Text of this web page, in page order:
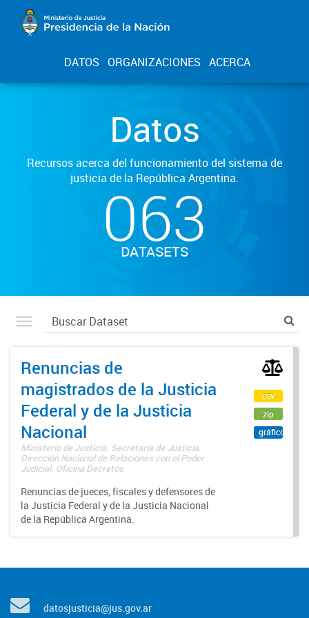
DATOS ORGANIZACIONES ACERCA
Datos
Recursos acerca del funcionamiento del sistema de
justicia de la República Argentina.
063
DATASETS
Renuncias de
magistrados de la Justicia
Federal y de la Justicia
Nacional
Ministerio de Justicia. Secretaría de Justicia.
Dirección Nacional de Relaciones con el Poder
Judicial. Oficina Decretos
Renuncias de jueces, fiscales y defensores de
la Justicia Federal y de la Justicia Nacional
de la República Argentina.
csv
zip
gráfico
datosjusticia@jus.gov.ar